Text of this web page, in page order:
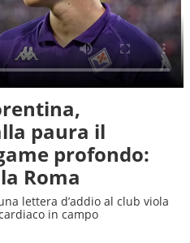
paura il
profondo:
Roma
lettera d’addio al club viola
in campo